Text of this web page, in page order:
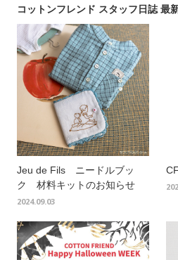
コットンフレンド スタッフ日誌 最
Jeu de Fils ニードルブッ
ク 材料キットのお知らせ
2024.09.03